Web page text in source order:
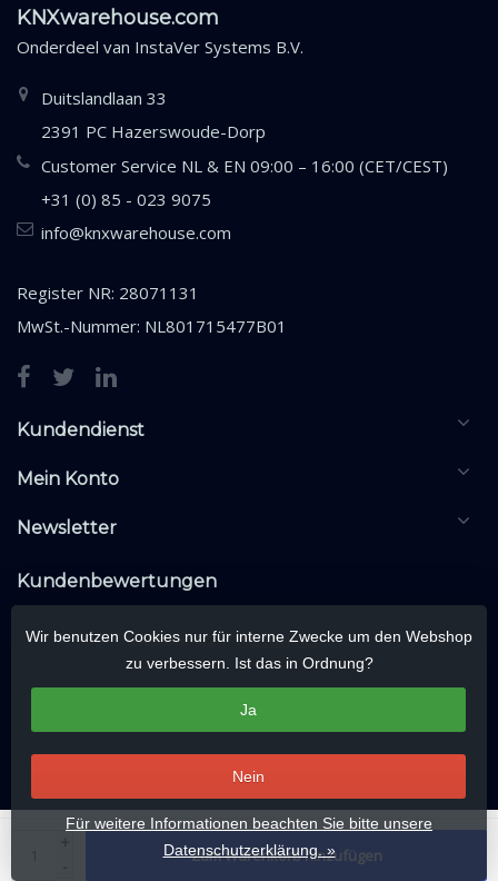
Zum Warenkorb hinzufügen
KNXwarehouse.com
Onderdeel van InstaVer Systems B.V.
Duitslandlaan 33
2391 PC Hazerswoude-Dorp
Customer Service NL & EN 09:00 – 16:00 (CET/CEST)
+31 (0) 85 - 023 9075
info@knxwarehouse.com
Register NR: 28071131
MwSt.-Nummer: NL801715477B01
Kundendienst
Mein Konto
Newsletter
Kundenbewertungen
Wir benutzen Cookies nur für interne Zwecke um den Webshop
zu verbessern. Ist das in Ordnung?
Ja
Nein
Für weitere Informationen beachten Sie bitte unsere
Datenschutzerklärung. »
voorbehouden